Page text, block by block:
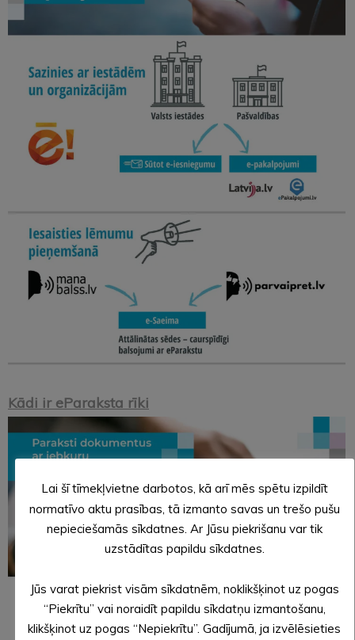
Kādi ir eParaksta rīki
Lai šī tīmekļvietne darbotos, kā arī mēs spētu izpildīt
normatīvo aktu prasības, tā izmanto savas un trešo pušu
nepieciešamās sīkdatnes. Ar Jūsu piekrišanu var tik
uzstādītas papildu sīkdatnes.
Jūs varat piekrist visām sīkdatnēm, noklikšķinot uz pogas
“Piekrītu” vai noraidīt papildu sīkdatņu izmantošanu,
klikšķinot uz pogas “Nepiekrītu”. Gadījumā, ja izvēlēsieties